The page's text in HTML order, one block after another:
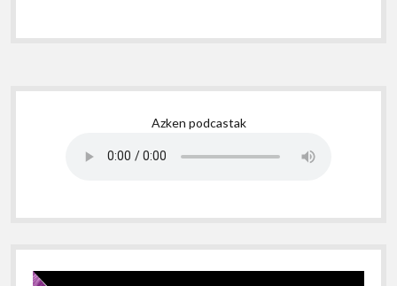
Sidebar
Azken podcastak